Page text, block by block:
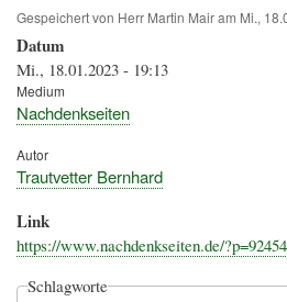
Gespeichert von Herr Martin Mairam Mi.,
Datum
Mi., 18.01.2023 - 19:13
Medium
Nachdenkseiten
Autor
Trautvetter Bernhard
Link
https://www.nachdenkseiten.de/?p=92454
Schlagworte